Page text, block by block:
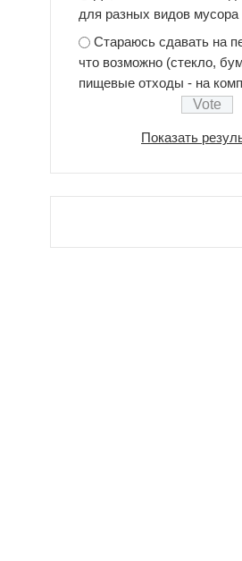
для разных видов мусора
Стараюсь сдавать на
что возможно (стекло,
пищевые отходы - на
Показать